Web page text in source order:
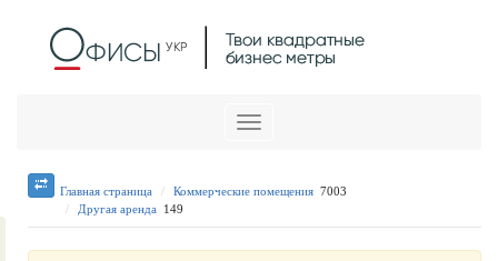
Меню
Главная страница Коммерческие помещения 7003
Другая аренда 149